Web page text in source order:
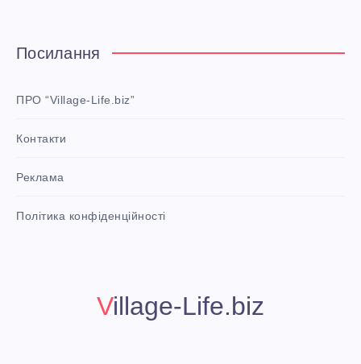
e
e
i
i
t
Посилання
ПРО “Village-Life.biz”
Контакти
Реклама
Політика конфіденційності
Village-Life.biz